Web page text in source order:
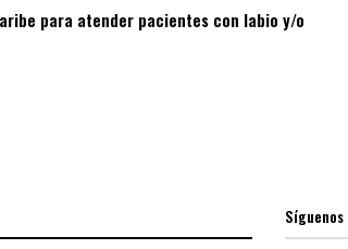
para atender pacientes con labio y/o